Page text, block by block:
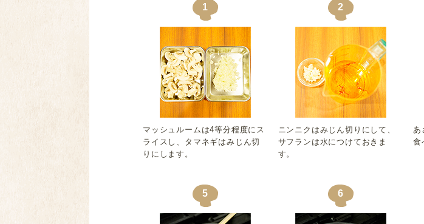
1
マッシュルームは4等分程度にス
ライスし、タマネギはみじん切
りにします。
2
ニンニクはみじん切りにして、
サフランは水につけておきま
す。
あ
食
5 6